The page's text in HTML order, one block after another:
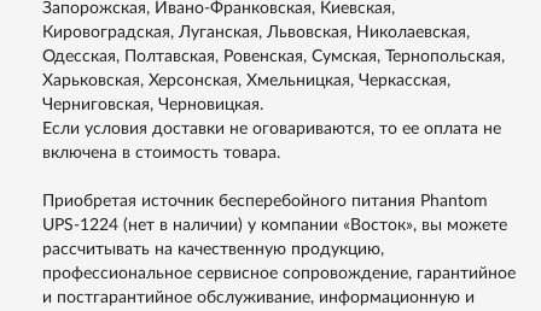
Запорожская, Ивано-Франковская, Киевская,
Кировоградская, Луганская, Львовская, Николаевская,
Одесская, Полтавская, Ровенская, Сумская, Тернопольская,
Харьковская, Херсонская, Хмельницкая, Черкасская,
Черниговская, Черновицкая.
Если условия доставки не оговариваются, то ее оплата не
включена в стоимость товара.
Приобретая источник бесперебойного питания Phantom
UPS-1224 (нет в наличии) у компании «Восток», вы можете
рассчитывать на качественную продукцию,
профессиональное сервисное сопровождение, гарантийное
и постгарантийное обслуживание, информационную и